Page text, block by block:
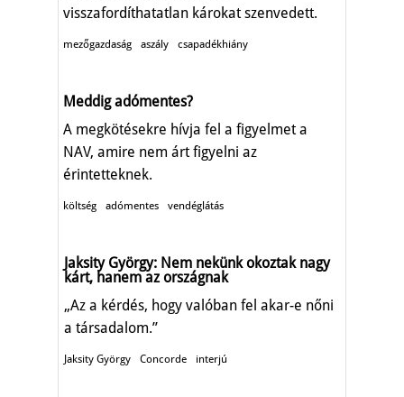
visszafordíthatatlan károkat szenvedett.
mezőgazdaság aszály csapadékhiány
Meddig adómentes?
A megkötésekre hívja fel a figyelmet a
NAV, amire nem árt figyelni az
érintetteknek.
költség adómentes vendéglátás
Jaksity György: Nem nekünk okoztak nagy
kárt, hanem az országnak
„Az a kérdés, hogy valóban fel akar-e nőni
a társadalom.”
Jaksity György Concorde interjú